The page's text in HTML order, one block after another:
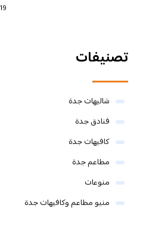
19 أغسطس، 2022
تصنيفات
شاليهات جدة
فنادق جدة
كافيهات جدة
مطاعم جدة
منوعات
منيو مطاعم وكافيهات جدة